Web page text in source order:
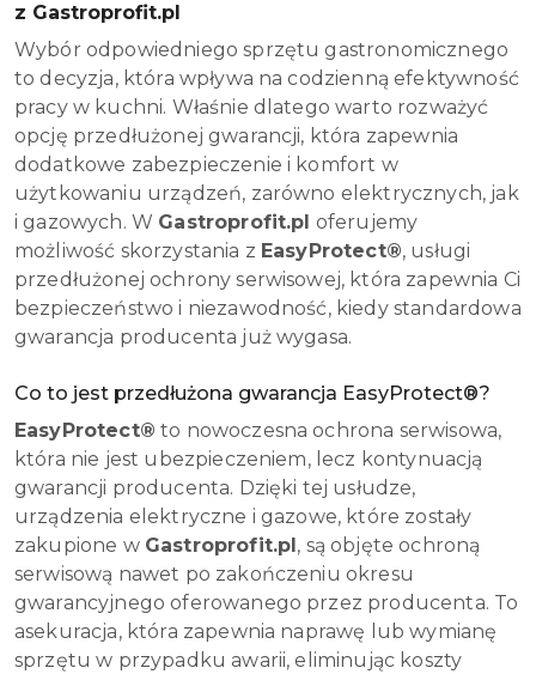
z Gastroprofit.pl
Wybór odpowiedniego sprzętu gastronomicznego
to decyzja, która wpływa na codzienną efektywność
pracy w kuchni. Właśnie dlatego warto rozważyć
opcję przedłużonej gwarancji, która zapewnia
dodatkowe zabezpieczenie i komfort w
użytkowaniu urządzeń, zarówno elektrycznych, jak
i gazowych. W Gastroprofit.pl oferujemy
możliwość skorzystania z EasyProtect®, usługi
przedłużonej ochrony serwisowej, która zapewnia Ci
bezpieczeństwo i niezawodność, kiedy standardowa
gwarancja producenta już wygasa.
Co to jest przedłużona gwarancja EasyProtect®?
EasyProtect® to nowoczesna ochrona serwisowa,
która nie jest ubezpieczeniem, lecz kontynuacją
gwarancji producenta. Dzięki tej usłudze,
urządzenia elektryczne i gazowe, które zostały
zakupione w Gastroprofit.pl , są objęte ochroną
serwisową nawet po zakończeniu okresu
gwarancyjnego oferowanego przez producenta. To
asekuracja, która zapewnia naprawę lub wymianę
sprzętu w przypadku awarii, eliminując koszty